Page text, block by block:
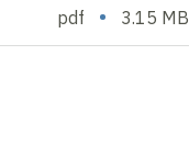
pdf • 3.15 MB